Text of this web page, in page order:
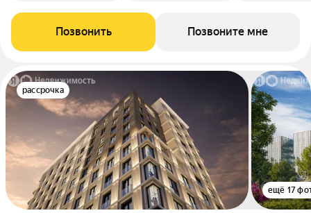
Позвонить Позвоните мне
рассрочка
ещё 17